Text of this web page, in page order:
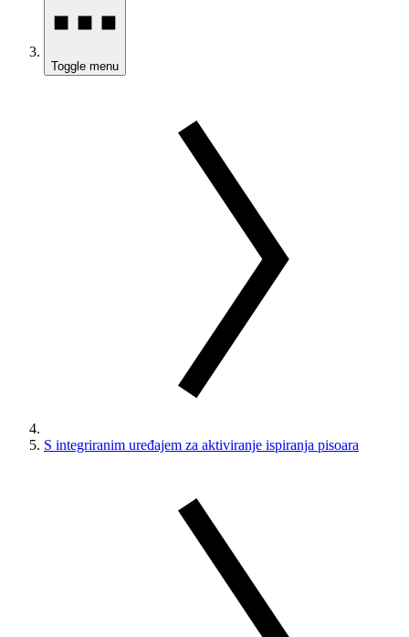
Toggle menu
S integriranim uređajem za aktiviranje ispiranja pisoara